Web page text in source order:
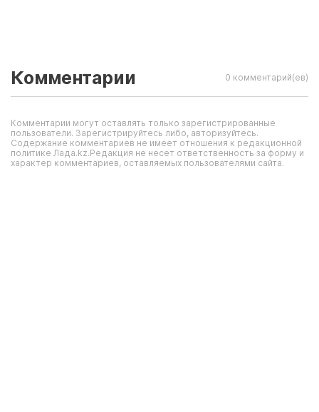
Комментарии 0 комментарий(ев)
Комментарии могут оставлять только зарегистрированные
пользователи. Зарегистрируйтесь либо, авторизуйтесь.
Содержание комментариев не имеет отношения к редакционной
политике Лада.kz.Редакция не несет ответственность за форму и
характер комментариев, оставляемых пользователями сайта.